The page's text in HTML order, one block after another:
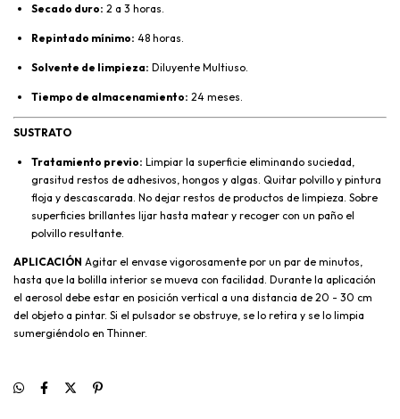
Secado duro: 2 a 3 horas.
Repintado mínimo: 48 horas.
Solvente de limpieza: Diluyente Multiuso.
Tiempo de almacenamiento: 24 meses.
SUSTRATO
Tratamiento previo: Limpiar la superficie eliminando suciedad,
grasitud restos de adhesivos, hongos y algas. Quitar polvillo y pintura
floja y descascarada. No dejar restos de productos de limpieza. Sobre
superficies brillantes lijar hasta matear y recoger con un paño el
polvillo resultante.
APLICACIÓN Agitar el envase vigorosamente por un par de minutos,
hasta que la bolilla interior se mueva con facilidad. Durante la aplicación
el aerosol debe estar en posición vertical a una distancia de 20 - 30 cm
del objeto a pintar. Si el pulsador se obstruye, se lo retira y se lo limpia
sumergiéndolo en Thinner.